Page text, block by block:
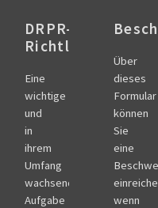
DRPR-
Richtlinien
Eine
wichtige
und
in
ihrem
Umfang
wachsende
Aufgabe
Über
dieses
Formular
können
Sie
eine
wenn